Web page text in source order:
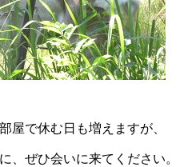
屋で休む日も増えますが、
、ぜひ会いに来てください。